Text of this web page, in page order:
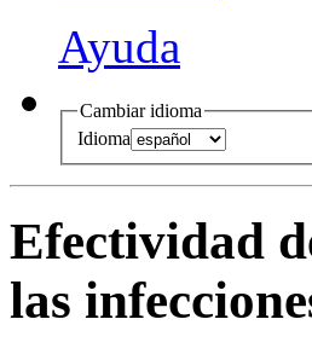
Ayuda
Cambiar idioma
Idioma
Efectividad
las